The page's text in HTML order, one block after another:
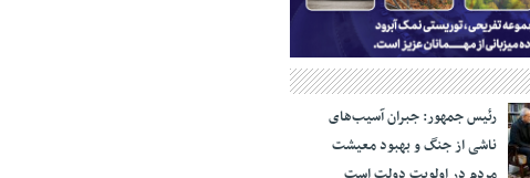
رئیس جمهور: جبران آسیب‌های
ناشی از جنگ و بهبود معیشت